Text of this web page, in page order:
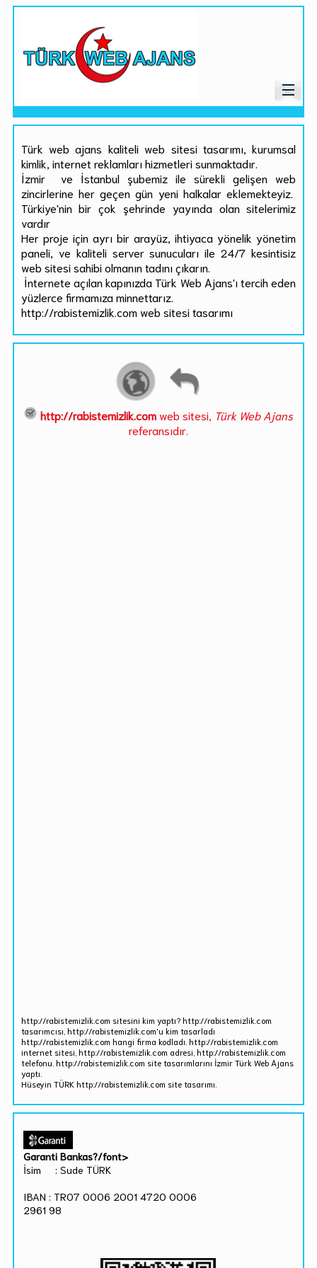
Türk web ajans kaliteli web sitesi tasarımı, kurumsal
kimlik, internet reklamları hizmetleri sunmaktadır.
İzmir ve İstanbul şubemiz ile sürekli gelişen web
zincirlerine her geçen gün yeni halkalar eklemekteyiz.
Türkiye'nin bir çok şehrinde yayında olan sitelerimiz
vardır
Her proje için ayrı bir arayüz, ihtiyaca yönelik yönetim
paneli, ve kaliteli server sunucuları ile 24/7 kesintisiz
web sitesi sahibi olmanın tadını çıkarın.
İnternete açılan kapınızda Türk Web Ajans'ı tercih eden
yüzlerce firmamıza minnettarız.
http://rabistemizlik.com web sitesi tasarımı
http://rabistemizlik.comweb sitesi, Türk Web Ajans
referansıdır.
http://rabistemizlik.com sitesini kim yaptı? http://rabistemizlik.com
tasarımcısı, http://rabistemizlik.com'u kim tasarladı
http://rabistemizlik.com hangi firma kodladı. http://rabistemizlik.com
internet sitesi, http://rabistemizlik.com adresi, http://rabistemizlik.com
telefonu. http://rabistemizlik.com site tasarımlarını İzmir Türk Web Ajans
yaptı.
Hüseyin TÜRK http://rabistemizlik.com site tasarımı.
Garanti Bankas?/font>
İsim : Sude TÜRK
IBAN : TR07 0006 2001 4720 0006
2961 98